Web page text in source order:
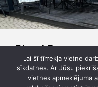
Street Burgers
Street Burgers ir Latvijā
burgernīca atklāta
Lai šī tīmekļa vietne
sīkdatnes. Ar Jūsu
vietnes apmeklējuma